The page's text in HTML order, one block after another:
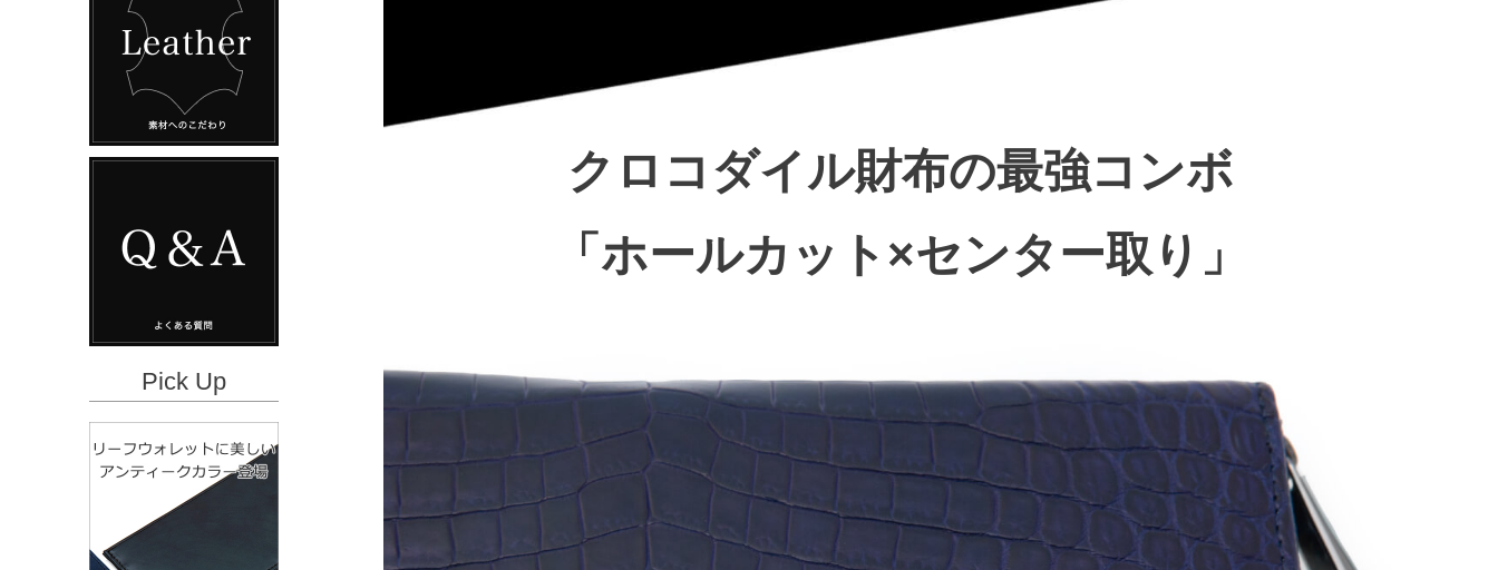
Pick Up
クロコダイル財布の最強コンボ
「ホールカット×センター取り」